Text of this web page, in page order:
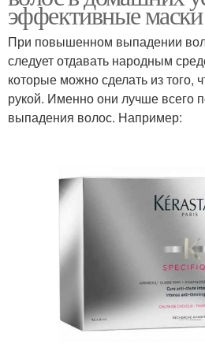
эффективные маски
При повышенном выпадении
следует отдавать народным
которые можно сделать из того,
рукой. Именно они лучше всего
выпадения волос. Например: